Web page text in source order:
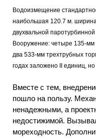
Водоизмещение
наибольшая 120.7 м.
двухвальной паротурбинной
Вооружение: четыре 135-мм
два 533-мм трехтрубных
годах заложено II единиц,
Вместе с тем,
пошло на пользу.
ненадежными, а
недостижимой.
мореходность.